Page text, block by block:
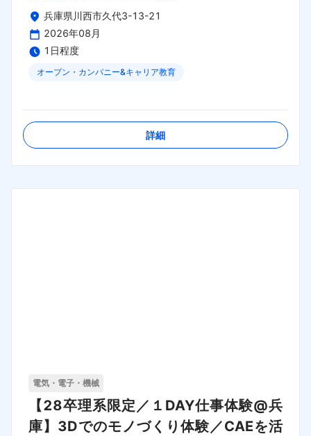
兵庫県川西市久代3-13-21
2026年08月
1日程度
オープン・カンパニー&キャリア教育
詳細
電気・電子・機械
【28卒理系限定／１DAY仕事体験@兵
庫】3Dでのモノづくり体験／CAEを活